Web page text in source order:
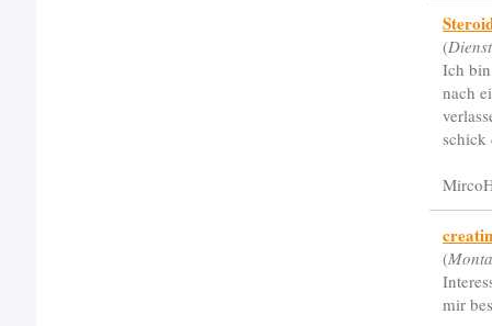
(
Ich
nach
schick
(
mir